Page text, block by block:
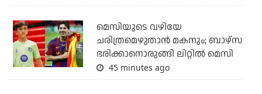
മെസിയുടെ വഴിയേ
ചരിത്രമെഴുതാന്‍ മകനും; ബാഴ്‌സ
ഭരിക്കാനൊരുങ്ങി ലിറ്റില്‍ മെസി
45 minutes ago